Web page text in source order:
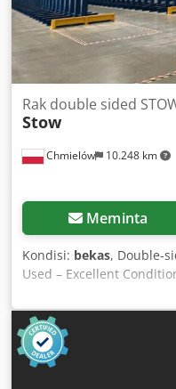
Chmielów 10.248 km
Rak double sided
Stow
Meminta
Kondisi: bekas, Double-
Used – Excellent
cantilever rack is
profiles (I-beams) with
with 5 arms. The
additional sections
evolving warehouse